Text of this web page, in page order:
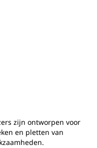
zijn ontworpen voor
en pletten van